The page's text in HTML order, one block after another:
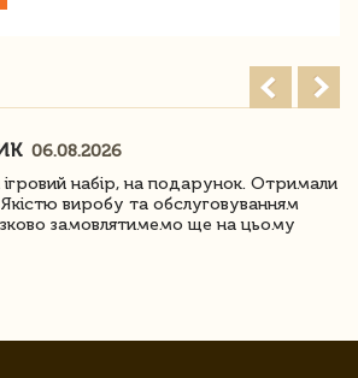
06.08.2026
набір, на подарунок. Отримали
виробу та обслуговуванням
замовлятимемо ще на цьому